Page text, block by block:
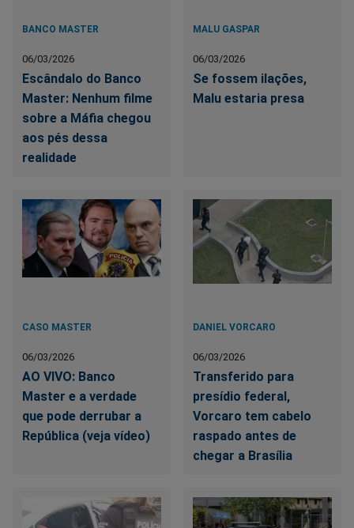
BANCO MASTER
06/03/2026
Escândalo do Banco
Master: Nenhum filme
sobre a Máfia chegou
aos pés dessa
realidade
MALU GASPAR
06/03/2026
Se fossem ilações,
Malu estaria presa
CASO MASTER
06/03/2026
AO VIVO: Banco
Master e a verdade
que pode derrubar a
República (veja vídeo)
DANIEL VORCARO
06/03/2026
Transferido para
presídio federal,
Vorcaro tem cabelo
raspado antes de
chegar a Brasília